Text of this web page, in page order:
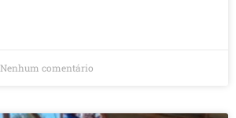
Nenhum comentário